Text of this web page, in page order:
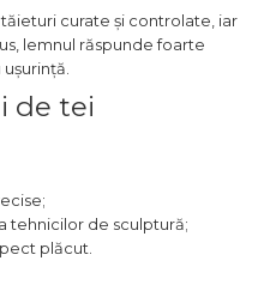
curate și controlate, iar
lemnul răspunde foarte
de tei
tehnicilor de sculptură;
plăcut.